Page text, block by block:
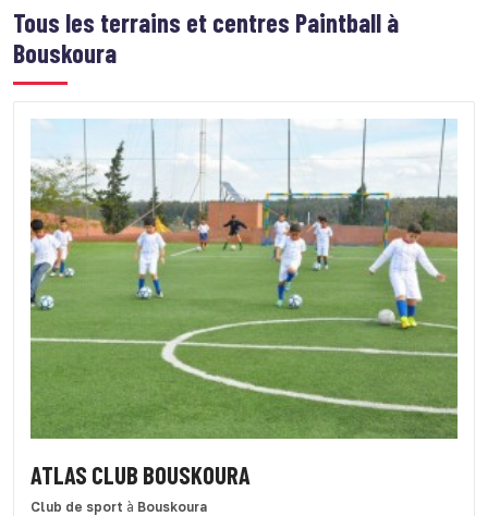
Tous les terrains et centres Paintball à
Bouskoura
ATLAS CLUB BOUSKOURA
Club de sport à Bouskoura